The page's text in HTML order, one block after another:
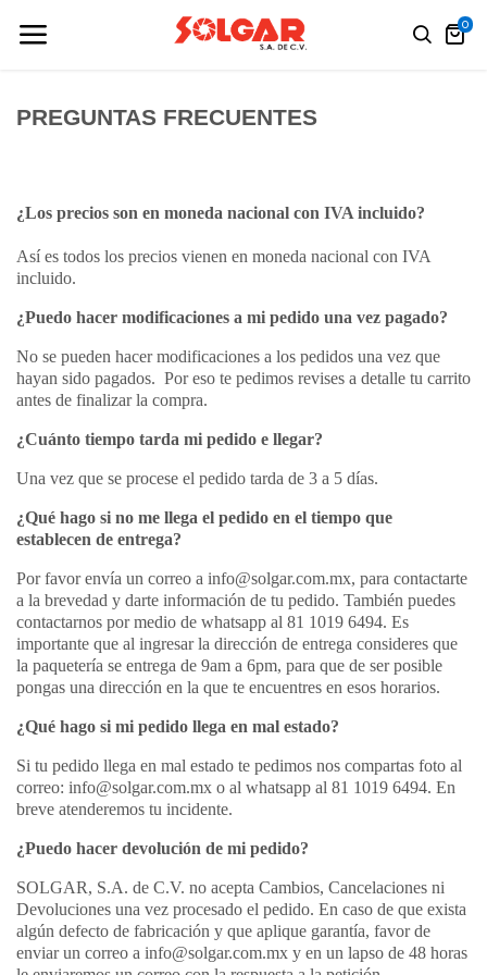
0
PREGUNTAS FRECUENTES
¿Los precios son en moneda nacional con IVA incluido?
Así es todos los precios vienen en moneda nacional con IVA
incluido.
¿Puedo hacer modificaciones a mi pedido una vez pagado?
No se pueden hacer modificaciones a los pedidos una vez que
hayan sido pagados. Por eso te pedimos revises a detalle tu carrito
antes de finalizar la compra.
¿Cuánto tiempo tarda mi pedido e llegar?
Una vez que se procese el pedido tarda de 3 a 5 días.
¿Qué hago si no me llega el pedido en el tiempo que
establecen de entrega?
Por favor envía un correo a info@solgar.com.mx, para contactarte
a la brevedad y darte información de tu pedido. También puedes
contactarnos por medio de whatsapp al 81 1019 6494. Es
importante que al ingresar la dirección de entrega consideres que
la paquetería se entrega de 9am a 6pm, para que de ser posible
pongas una dirección en la que te encuentres en esos horarios.
¿Qué hago si mi pedido llega en mal estado?
Si tu pedido llega en mal estado te pedimos nos compartas foto al
correo: info@solgar.com.mx o al whatsapp al 81 1019 6494. En
breve atenderemos tu incidente.
¿Puedo hacer devolución de mi pedido?
SOLGAR, S.A. de C.V. no acepta Cambios, Cancelaciones ni
Devoluciones una vez procesado el pedido. En caso de que exista
algún defecto de fabricación y que aplique garantía, favor de
enviar un correo a info@solgar.com.mx y en un lapso de 48 horas